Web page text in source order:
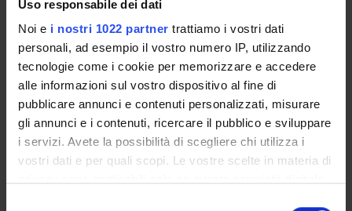
Uso responsabile dei dati
Noi e i nostri 1022 partner trattiamo i vostri dati
personali, ad esempio il vostro numero IP, utilizzando
tecnologie come i cookie per memorizzare e accedere
alle informazioni sul vostro dispositivo al fine di
pubblicare annunci e contenuti personalizzati, misurare
gli annunci e i contenuti, ricercare il pubblico e sviluppare
i servizi. Avete la possibilità di scegliere chi utilizza i
vostri dati e per quali scopi. Le vostre scelte in materia di
AREE DI RICERCA COINVOLTE DAL PROGETTO
Orthopedics (DDSP)
Orthopedics (DSCOMI)